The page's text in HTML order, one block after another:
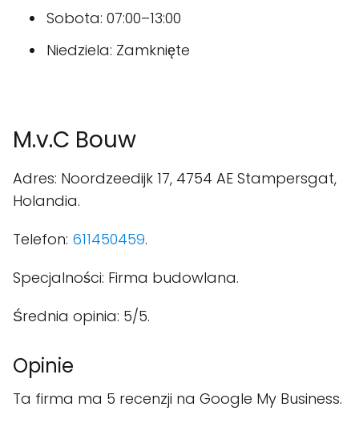
Sobota: 07:00–13:00
Niedziela: Zamknięte
M.v.C Bouw
Adres: Noordzeedijk 17, 4754 AE Stampersgat,
Holandia.
Telefon: 611450459.
Specjalności: Firma budowlana.
Średnia opinia: 5/5.
Opinie
Ta firma ma 5 recenzji na Google My Business.